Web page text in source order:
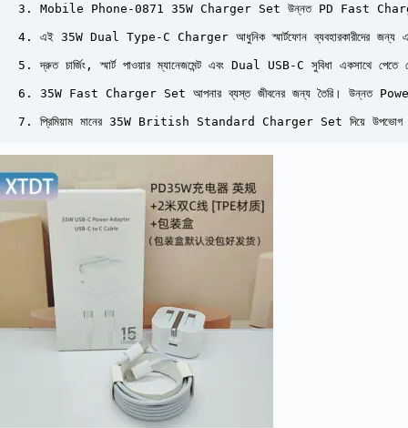
3. Mobile Phone-0871 35W Charger Set উন্নত PD Fast Charging
4. এই 35W Dual Type-C Charger আধুনিক স্মার্টফোন ব্যবহারকারীদের জন্য
5. দ্রুত চার্জিং, স্মার্ট পাওয়ার ম্যানেজমেন্ট এবং Dual USB-C সুবিধা একসাথে
6. 35W Fast Charger Set আপনার ব্যস্ত জীবনের জন্য তৈরি। উন্নত Power
7. প্রিমিয়াম মানের 35W British Standard Charger Set দিয়ে উপভোগ